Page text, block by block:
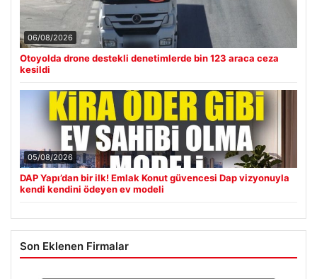
06/08/2026
Otoyolda drone destekli denetimlerde bin 123 araca ceza
kesildi
05/08/2026
DAP Yapı’dan bir ilk! Emlak Konut güvencesi Dap vizyonuyla
kendi kendini ödeyen ev modeli
Son Eklenen Firmalar